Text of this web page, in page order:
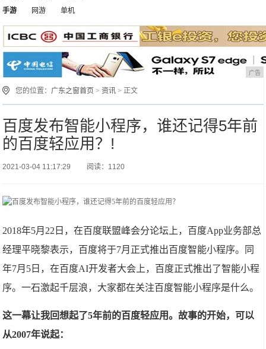
手游
网游 单机
广告
您的位置： 广东之窗首页 >资讯 > 正文
百度发布智能小程序，谁还记得5年前
的百度轻应用？!
2021-03-04 11:17:29 阅读：1120
2018年5月22日，在百度联盟峰会分论坛上，百度App业务部总
经理平晓黎表示，百度将于7月正式推出百度智能小程序。同
年7月5日，在百度AI开发者大会上，百度正式推出了智能小程
序。一石激起千层浪，大家都在关注百度智能小程序是什么。
这一幕让我回想起了5年前的百度轻应用。故事的开始，可以
从2007年说起：